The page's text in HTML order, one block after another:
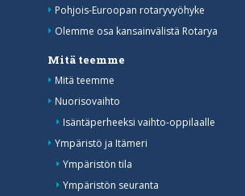
Pohjois-Euroopan rotaryvyöhyke
Olemme osa kansainvälistä Rotarya
Mitä teemme
Mitä teemme
Nuorisovaihto
Isäntäperheeksi vaihto-oppilaalle
Ympäristö ja Itämeri
Ympäristön tila
Ympäristön seuranta